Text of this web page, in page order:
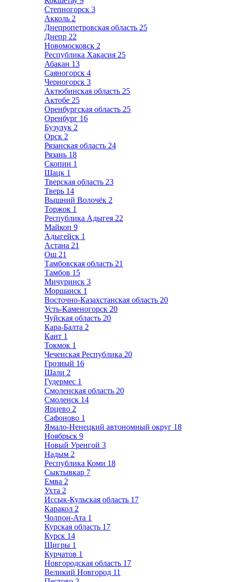
Степногорск 3
Акколь 2
Днепропетровская область 25
Днепр 22
Новомосковск 2
Республика Хакасия 25
Абакан 13
Саяногорск 4
Черногорск 3
Актюбинская область 25
Актобе 25
Оренбургская область 25
Оренбург 16
Бузулук 2
Орск 2
Рязанская область 24
Рязань 18
Скопин 1
Шацк 1
Тверская область 23
Тверь 14
Вышний Волочёк 2
Торжок 1
Республика Адыгея 22
Майкоп 9
Адыгейск 1
Астана 21
Ош 21
Тамбовская область 21
Тамбов 15
Мичуринск 3
Моршанск 1
Восточно-Казахстанская область 20
Усть-Каменогорск 20
Чуйская область 20
Кара-Балта 2
Кант 1
Токмок 1
Чеченская Республика 20
Грозный 16
Шали 2
Гудермес 1
Смоленская область 20
Смоленск 14
Ярцево 2
Сафоново 1
Ямало-Ненецкий автономный округ 18
Ноябрьск 9
Новый Уренгой 3
Надым 2
Республика Коми 18
Сыктывкар 7
Емва 2
Ухта 2
Иссык-Кульская область 17
Каракол 2
Чолпон-Ата 1
Курская область 17
Курск 14
Щигры 1
Курчатов 1
Новгородская область 17
Великий Новгород 11